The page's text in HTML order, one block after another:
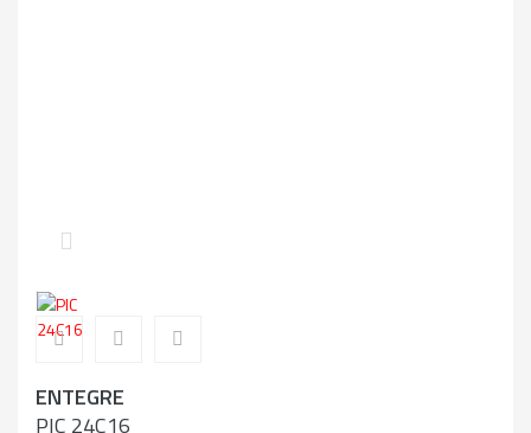
ENTEGRE
PIC 24C16